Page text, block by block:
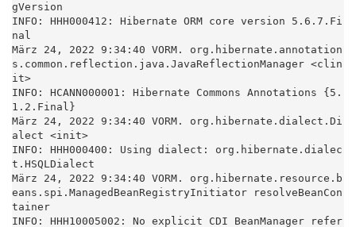
gVersion
INFO: HHH000412: Hibernate ORM core version 5.6.7.Fi
nal
März 24, 2022 9:34:40 VORM. org.hibernate.annotation
s.common.reflection.java.JavaReflectionManager <clin
it>
INFO: HCANN000001: Hibernate Commons Annotations {5.
1.2.Final}
März 24, 2022 9:34:40 VORM. org.hibernate.dialect.Di
alect <init>
INFO: HHH000400: Using dialect: org.hibernate.dialec
t.HSQLDialect
März 24, 2022 9:34:40 VORM. org.hibernate.resource.b
eans.spi.ManagedBeanRegistryInitiator resolveBeanCon
tainer
INFO: HHH10005002: No explicit CDI BeanManager refer